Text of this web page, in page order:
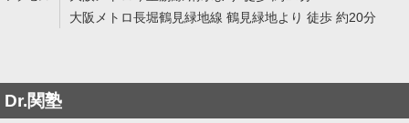
大阪メトロ長堀鶴見緑地線 鶴見緑地より 徒歩 約20分
Dr.関塾